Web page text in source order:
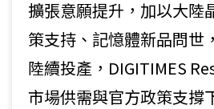
擴張意願提升，加以大陸
策支持、記憶體新品問世
陸續投產，DIGITIMES
市場供需與官方政策支撐